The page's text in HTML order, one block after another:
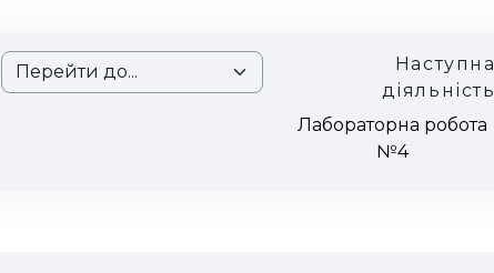
Перейти до...
Наступна
діяльність
Лабораторна робота
№4